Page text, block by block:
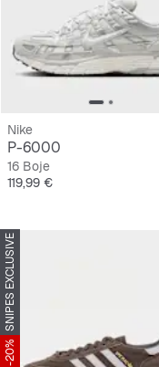
Nike
P-6000
16 Boje
Cijena
119,99 €
SNIPES EXCLUSIVE
-20%